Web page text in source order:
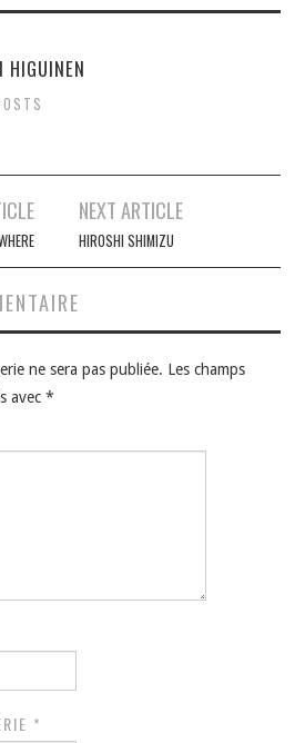
HIGUINEN
NEXT ARTICLE
HIROSHI SHIMIZU
ne sera pas publiée. Les champs
avec*
*